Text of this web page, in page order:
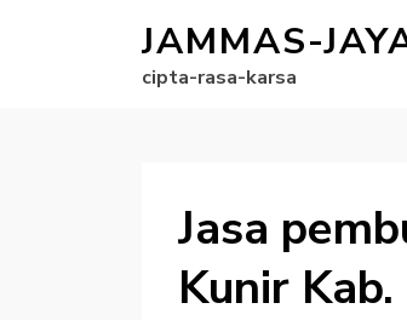
JAMMAS-
cipta-rasa-karsa
Jasa
Kunir